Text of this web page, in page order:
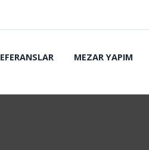
MEZAR YAPIM